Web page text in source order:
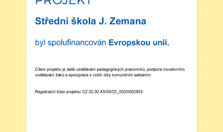
plavecká výuka, V., VI. a VII.třída
Třídní schůzky dne 8. 4. 2025 od 13 - 16